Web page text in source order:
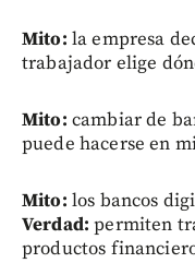
Mito: la empresa
trabajador elige
Mito: cambiar de
puede hacerse en
Mito: los bancos
Verdad: permiten
productos